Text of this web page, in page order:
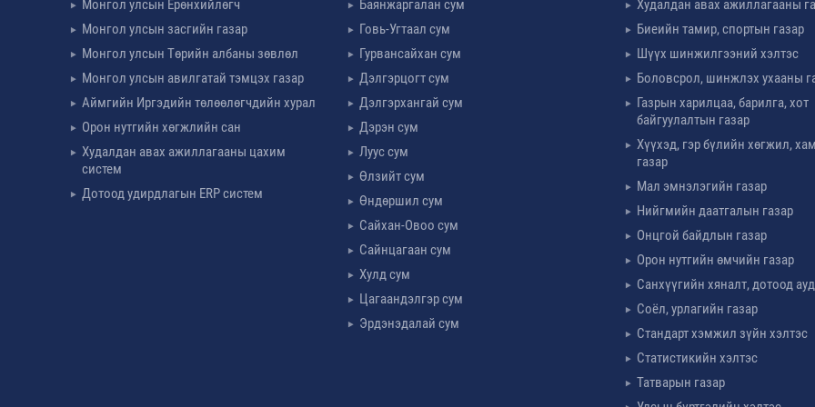
Монгол улсын Ерөнхийлөгч
Монгол улсын засгийн газар
Монгол улсын Төрийн албаны зөвлөл
Монгол улсын авилгатай тэмцэх газар
Аймгийн Иргэдийн төлөөлөгчдийн хурал
Орон нутгийн хөгжлийн сан
Худалдан авах ажиллагааны цахим
систем
Дотоод удирдлагын ERP систем
Баянжаргалан сум
Говь-Угтаал сум
Гурвансайхан сум
Дэлгэрцогт сум
Дэлгэрхангай сум
Дэрэн сум
Луус сум
Өлзийт сум
Өндөршил сум
Сайхан-Овоо сум
Сайнцагаан сум
Хулд сум
Цагаандэлгэр сум
Эрдэнэдалай сум
Худалдан авах ажиллагааны
Биеийн тамир, спортын газар
Шүүх шинжилгээний хэлтэс
Боловсрол, шинжлэх ухааны
Газрын харилцаа, барилга, хот
байгуулалтын газар
Хүүхэд, гэр бүлийн хөгжил,
газар
Мал эмнэлэгийн газар
Нийгмийн даатгалын газар
Онцгой байдлын газар
Орон нутгийн өмчийн газар
Санхүүгийн хяналт, дотоод
Соёл, урлагийн газар
Стандарт хэмжил зүйн хэлтэс
Статистикийн хэлтэс
Татварын газар